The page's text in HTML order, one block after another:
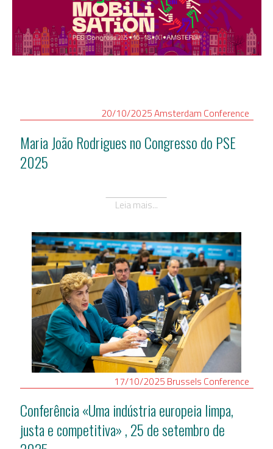
20/10/2025Amsterdam Conference
Maria João Rodrigues no Congresso do PSE
2025
Leia mais...
17/10/2025 Brussels Conference
Conferência «Uma indústria europeia limpa,
justa e competitiva» , 25 de setembro de